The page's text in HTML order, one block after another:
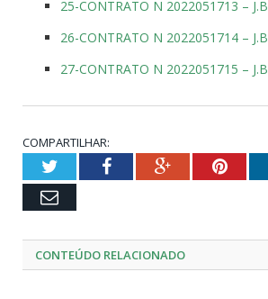
25-CONTRATO N 2022051713 –
26-CONTRATO N 2022051714 –
27-CONTRATO N 2022051715 –
COMPARTILHAR:
TwitterFacebookGoogle+
Email
CONTEÚDO RELACIONADO